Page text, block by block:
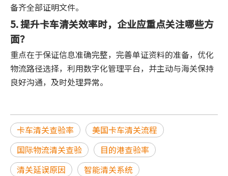
备齐全部证明文件。
5. 提升卡车清关效率时，企业应重点关注哪些方
面？
重点在于保证信息准确完整，完善单证资料的准备，优化
物流路径选择，利用数字化管理平台，并主动与海关保持
良好沟通，及时处理异常。
卡车清关查验率
美国卡车清关流程
国际物流清关查验
目的港查验率
清关延误原因
智能清关系统